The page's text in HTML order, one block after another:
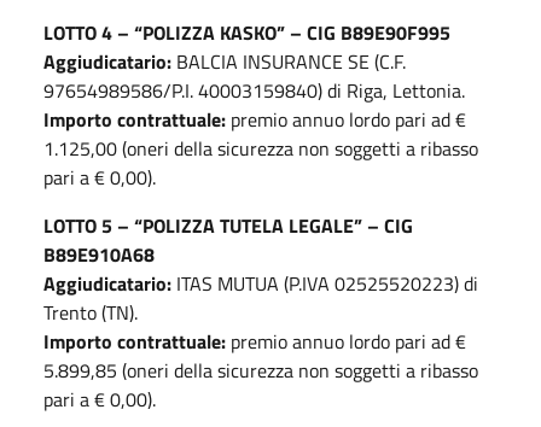
LOTTO 4 – “POLIZZA KASKO” – CIG B89E90F995
Aggiudicatario: BALCIA INSURANCE SE (C.F.
97654989586/P.I. 40003159840) di Riga, Lettonia.
Importo contrattuale: premio annuo lordo pari ad €
1.125,00 (oneri della sicurezza non soggetti a ribasso
pari a € 0,00).
LOTTO 5 – “POLIZZA TUTELA LEGALE” – CIG
B89E910A68
Aggiudicatario: ITAS MUTUA (P.IVA 02525520223) di
Trento (TN).
Importo contrattuale: premio annuo lordo pari ad €
5.899,85 (oneri della sicurezza non soggetti a ribasso
pari a € 0,00).